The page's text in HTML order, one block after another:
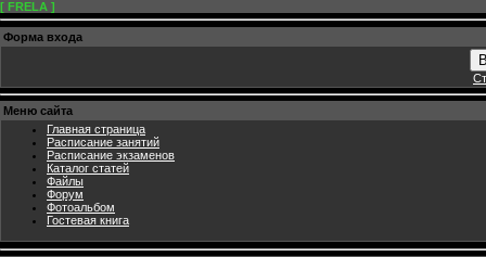
[ FRELA ]
Форма входа
Меню сайта
Главная страница
Расписание занятий
Расписание экзаменов
Каталог статей
Файлы
Форум
Фотоальбом
Гостевая книга